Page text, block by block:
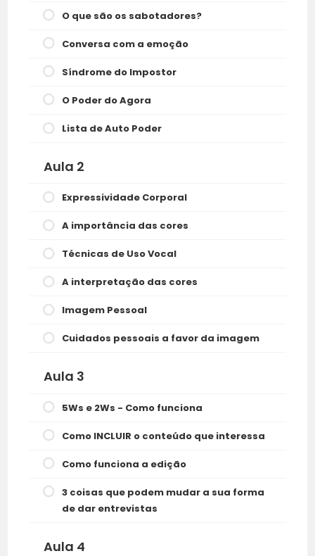
O que são os sabotadores?
Conversa com a emoção
Síndrome do Impostor
O Poder do Agora
Lista de Auto Poder
Aula 2
Expressividade Corporal
A importância das cores
Técnicas de Uso Vocal
A interpretação das cores
Imagem Pessoal
Cuidados pessoais a favor da imagem
Aula 3
5Ws e 2Ws - Como funciona
Como INCLUIR o conteúdo que interessa
Como funciona a edição
3 coisas que podem mudar a sua forma
de dar entrevistas
Aula 4